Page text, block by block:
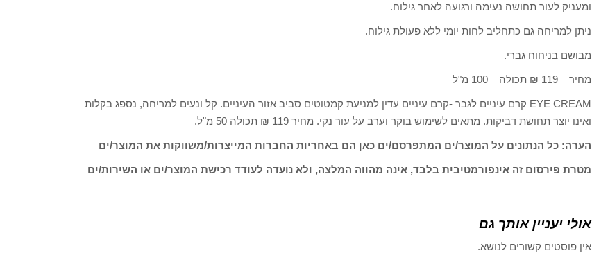
ומעניק לעור תחושה נעימה ורגועה לאחר גילוח.
ניתן למריחה גם כתחליב לחות יומי ללא פעולת גילוח.
מבושם בניחוח גברי.
מחיר – 119 ₪ תכולה – 100 מ"ל
EYE CREAM קרם עיניים לגבר -קרם עיניים עדין למניעת קמטוטים סביב אזור העיניים. קל ונעים למריחה, נספג בקלות
ואינו יוצר תחושת דביקות. מתאים לשימוש בוקר וערב על עור נקי. מחיר 119 ₪ תכולה 50 מ"ל.
הערה: כל הנתונים על המוצר/ים המתפרסם/ים כאן הם באחריות החברות המייצרות/משווקות את המוצר/ים
מטרת פירסום זה אינפורמטיבית בלבד, אינה מהווה המלצה, ולא נועדה לעודד רכישת המוצר/ים או השירות/ים
אולי יעניין אותך גם
אין פוסטים קשורים לנושא.